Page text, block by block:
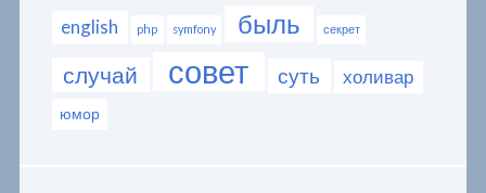
english php symfony быль секрет
случай совет суть холивар
юмор